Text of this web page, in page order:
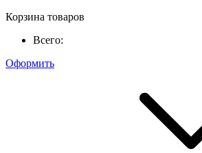
Корзина товаров
Всего:
Оформить